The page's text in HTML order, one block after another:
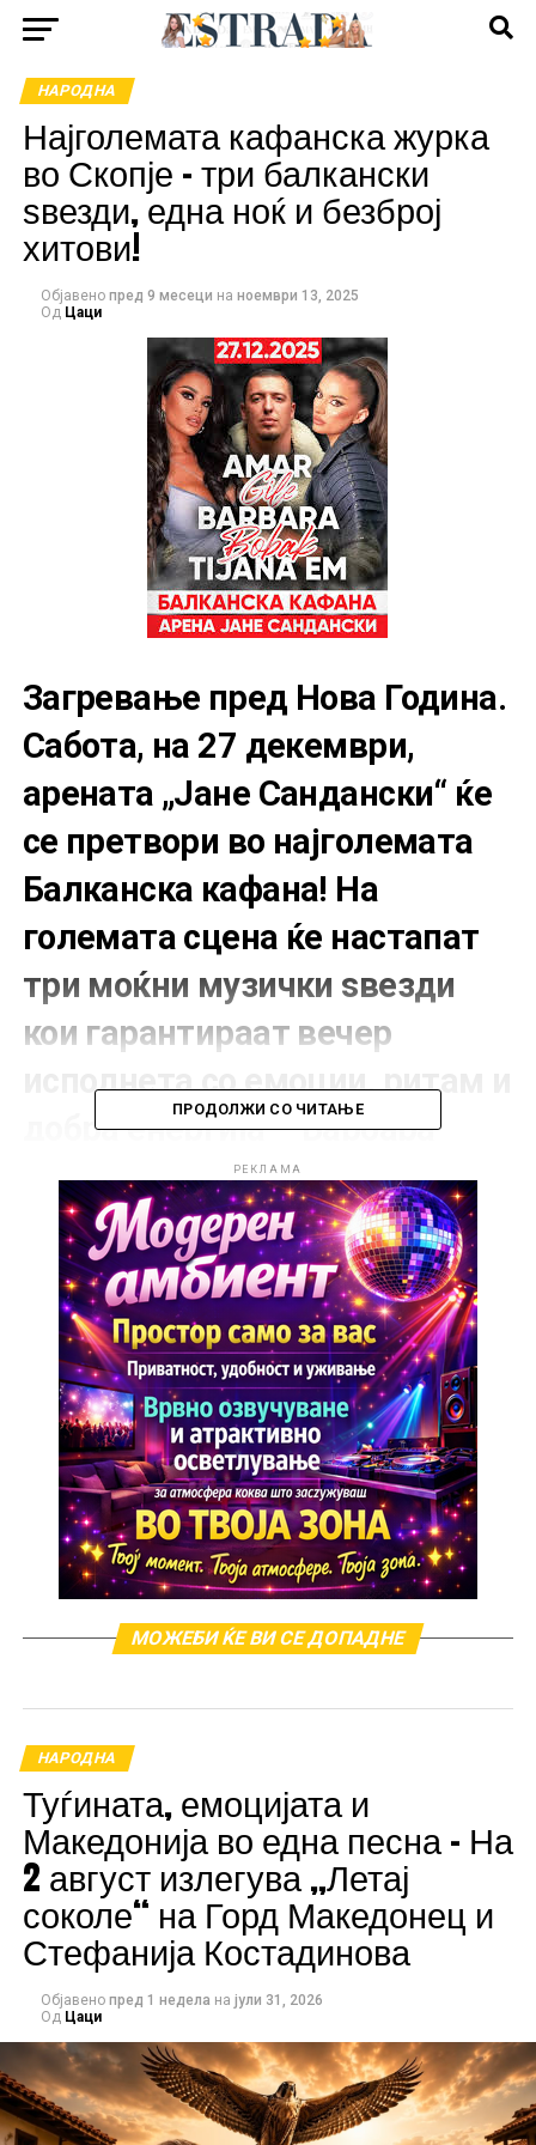
НАРОДНА
Најголемата кафанска журка
во Скопје – три балкански
ѕвезди, една ноќ и безброј
хитови!
Објавено пред 9 месеци на ноември 13, 2025
Од Цаци
Загревање пред Нова Година.
Сабота, на 27 декември,
арената „Јане Сандански“ ќе
се претвори во најголемата
Балканска кафана! На
големата сцена ќе настапат
три моќни музички ѕвезди
кои гарантираат вечер
исполнета со емоции, ритам и
добра енергија –Барбара
Бобак, Амар Гиле и ТијанаМ
Публиката ќе ужива вовистинска кафанска
атмосфера– музика во живо, танцување, добро
расположение и незаборавни моменти до раните
утрински часови.
заводлив глас и најголемите хитови, Амар Гиле
будни до зори, додека Тијана, вистинската
секоја песна.
Настанот се најавува каконајголемата журка во
ПРОДОЛЖИ СО ЧИТАЊЕ
РЕКЛАМА
МОЖЕБИ ЌЕ ВИ СЕ ДОПАДНЕ
НАРОДНА
Туѓината, емоцијата и
Македонија во една песна – На
2 август излегува „Летај
соколе“ на Горд Македонец и
Стефанија Костадинова
Објавено пред 1 недела на јули 31, 2026
Од Цаци